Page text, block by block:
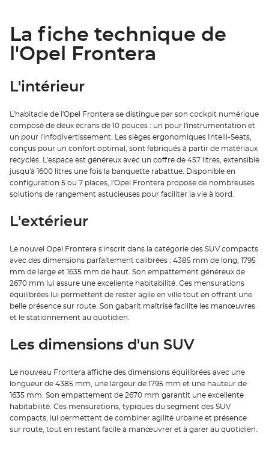
La fiche technique de
l'Opel Frontera
L'intérieur
L'habitacle de l'Opel Frontera se distingue par son cockpit numérique
composé de deux écrans de 10 pouces : un pour l'instrumentation et
un pour l'infodivertissement. Les sièges ergonomiques Intelli-Seats,
conçus pour un confort optimal, sont fabriqués à partir de matériaux
recyclés. L'espace est généreux avec un coffre de 457 litres, extensible
jusqu'à 1600 litres une fois la banquette rabattue. Disponible en
configuration 5 ou 7 places, l'Opel Frontera propose de nombreuses
solutions de rangement astucieuses pour faciliter la vie à bord.
L'extérieur
Le nouvel Opel Frontera s'inscrit dans la catégorie des SUV compacts
avec des dimensions parfaitement calibrées : 4385 mm de long, 1795
mm de large et 1635 mm de haut. Son empattement généreux de
2670 mm lui assure une excellente habitabilité. Ces mensurations
équilibrées lui permettent de rester agile en ville tout en offrant une
belle présence sur route. Son gabarit maîtrisé facilite les manœuvres
et le stationnement au quotidien.
Les dimensions d'un SUV
Le nouveau Frontera affiche des dimensions équilibrées avec une
longueur de 4385 mm, une largeur de 1795 mm et une hauteur de
1635 mm. Son empattement de 2670 mm garantit une excellente
habitabilité. Ces mensurations, typiques du segment des SUV
compacts, lui permettent de combiner agilité urbaine et présence
sur route, tout en restant facile à manœuvrer et à garer au quotidien.